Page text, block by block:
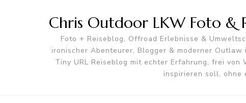
Chris Outdoor LKW Foto &
Foto + Reiseblog, Offroad Erlebnisse &
ironischer Abenteurer, Blogger & moderner Outlaw
Tiny URL Reiseblog mit echter Erfahrung, frei
inspirieren soll, ohne